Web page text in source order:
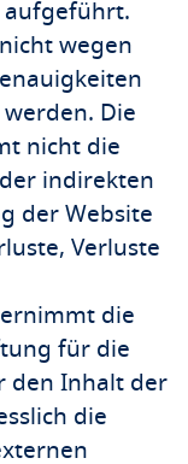
aufgeführt.
wegen
Die
nicht die
indirekten
der Website
Verluste
die
für die
den Inhalt der
die